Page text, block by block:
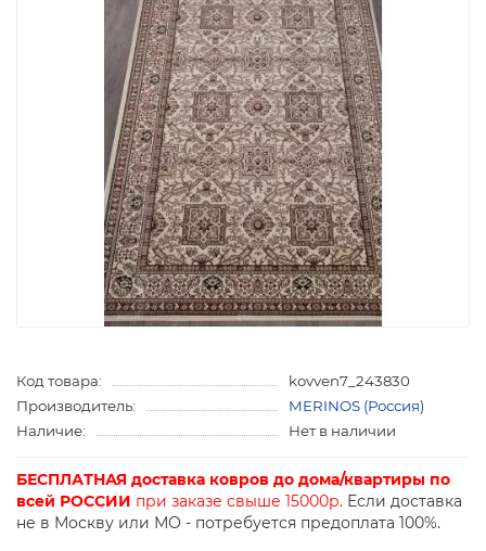
Код товара:
kovven7_243830
Производитель:
MERINOS (Россия)
Наличие:
Нет в наличии
БЕСПЛАТНАЯ доставка ковров до дома/квартиры по
всей РОССИИ при заказе свыше 15000р. Если доставка
не в Москву или МО - потребуется предоплата 100%.